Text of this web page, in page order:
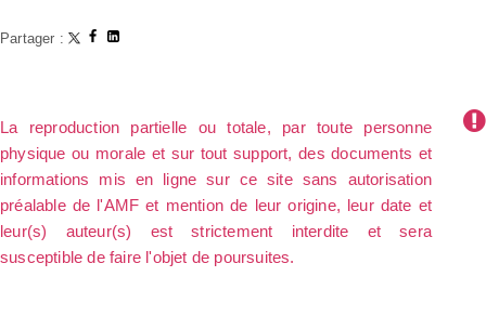
Partager :
La reproduction partielle ou totale, par toute personne
physique ou morale et sur tout support, des documents et
informations mis en ligne sur ce site sans autorisation
préalable de l'AMF et mention de leur origine, leur date et
leur(s) auteur(s) est strictement interdite et sera
susceptible de faire l'objet de poursuites.